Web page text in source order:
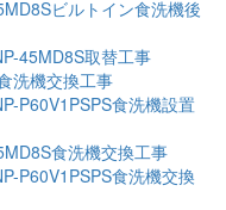
ビルトイン食洗機後
45MD8S取替工事
洗機交換工事
P60V1PSPS食洗機設置
食洗機交換工事
P60V1PSPS食洗機交換